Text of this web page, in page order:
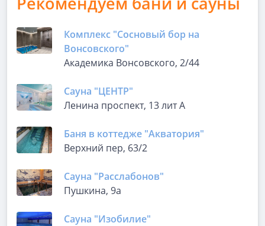
Комплекс "Сосновый бор на
Вонсовского"
Академика Вонсовского, 2/44
Сауна "ЦЕНТР"
Ленина проспект, 13 лит А
Баня в коттедже "Акватория"
Верхний пер, 63/2
Сауна "Расслабонов"
Пушкина, 9а
Сауна "Изобилие"